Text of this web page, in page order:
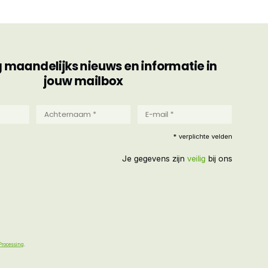
maandelijks nieuws en informatie in
jouw mailbox
Achternaam
mail
* verplichte velden
Je gegevens zijn veilig bij ons